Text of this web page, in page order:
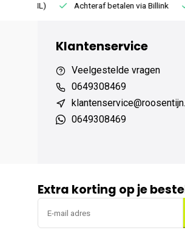
Achteraf betalen via Billink
Klantenservice
Veelgestelde vragen
0649308469
0649308469
Extra korting op je